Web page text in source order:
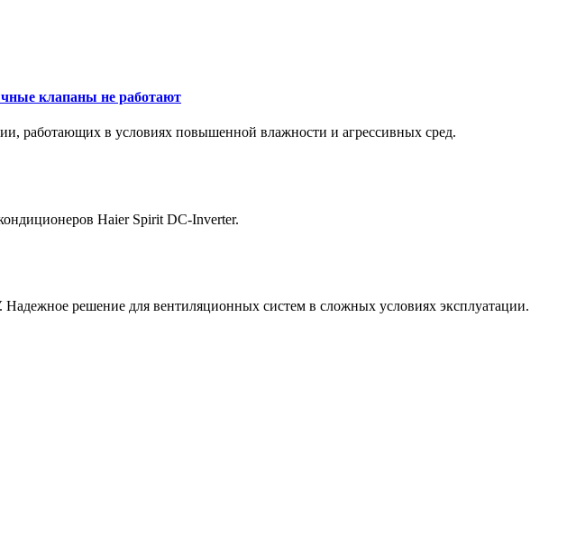
клапаны не работают
работающих в условиях повышенной влажности и агрессивных сред.
Haier Spirit DC-Inverter.
решение для вентиляционных систем в сложных условиях эксплуатации.